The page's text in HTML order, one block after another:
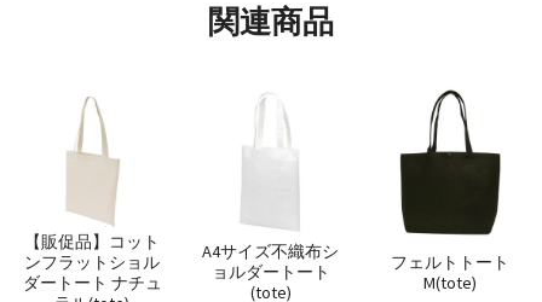
関連商品
【販促品】コット
ンフラットショル
ダートート ナチュ
A4サイズ不織布シ
ョルダートート
(tote)
フェルトトート
M(tote)